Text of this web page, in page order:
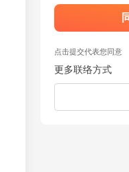
点击提交代表您同意
更多联络方式